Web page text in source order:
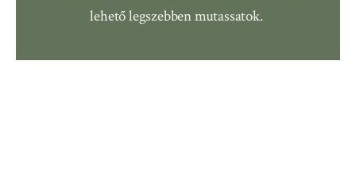
lehető legszebben mutassatok.